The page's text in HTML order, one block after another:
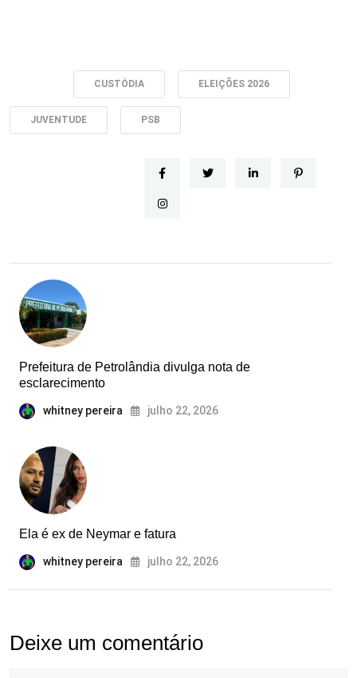
CUSTÓDIA ELEIÇÕES 2026
JUVENTUDE PSB
Prefeitura de Petrolândia divulga nota de
esclarecimento
whitney pereira julho 22, 2026
Ela é ex de Neymar e fatura
whitney pereira julho 22, 2026
Deixe um comentário